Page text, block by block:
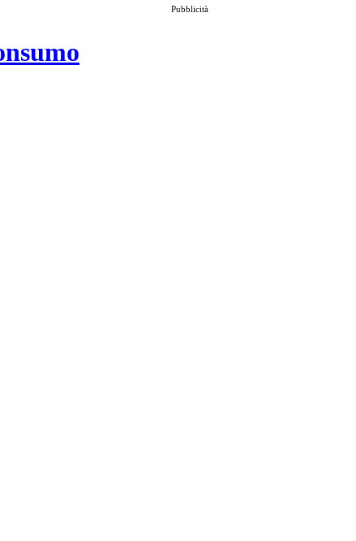
Pubblicità